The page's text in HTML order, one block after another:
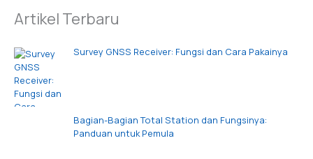
Artikel Terbaru
Survey GNSS Receiver: Fungsi dan Cara Pakainya
Bagian-Bagian Total Station dan Fungsinya:
Panduan untuk Pemula